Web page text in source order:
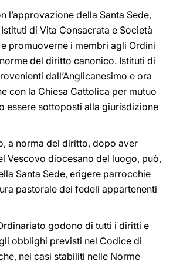
l’approvazione della Santa Sede,
di Vita Consacrata e Società
promuoverne i membri agli Ordini
del diritto canonico. Istituti di
dall’Anglicanesimo e ora
con la Chiesa Cattolica per mutuo
essere sottoposti alla giurisdizione
a norma del diritto, dopo aver
Vescovo diocesano del luogo, può,
Santa Sede, erigere parrocchie
pastorale dei fedeli appartenenti
godono di tutti i diritti e
obblighi previsti nel Codice di
nei casi stabiliti nelle Norme